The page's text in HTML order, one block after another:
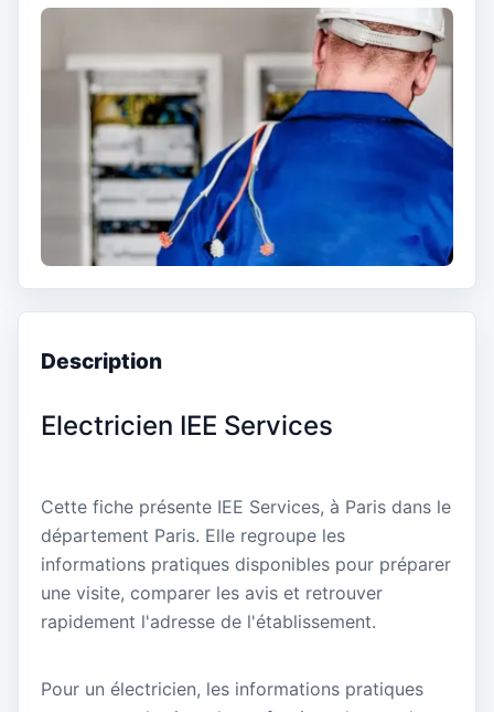
Description
Electricien IEE Services
Cette fiche présente IEE Services, à Paris dans le
département Paris. Elle regroupe les
informations pratiques disponibles pour préparer
une visite, comparer les avis et retrouver
rapidement l'adresse de l'établissement.
Pour un électricien, les informations pratiques